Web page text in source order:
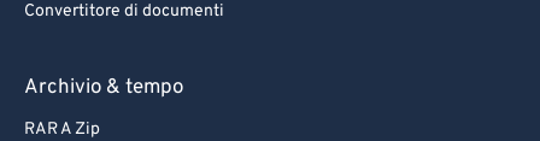
Convertitore di documenti
Archivio & tempo
RAR A Zip